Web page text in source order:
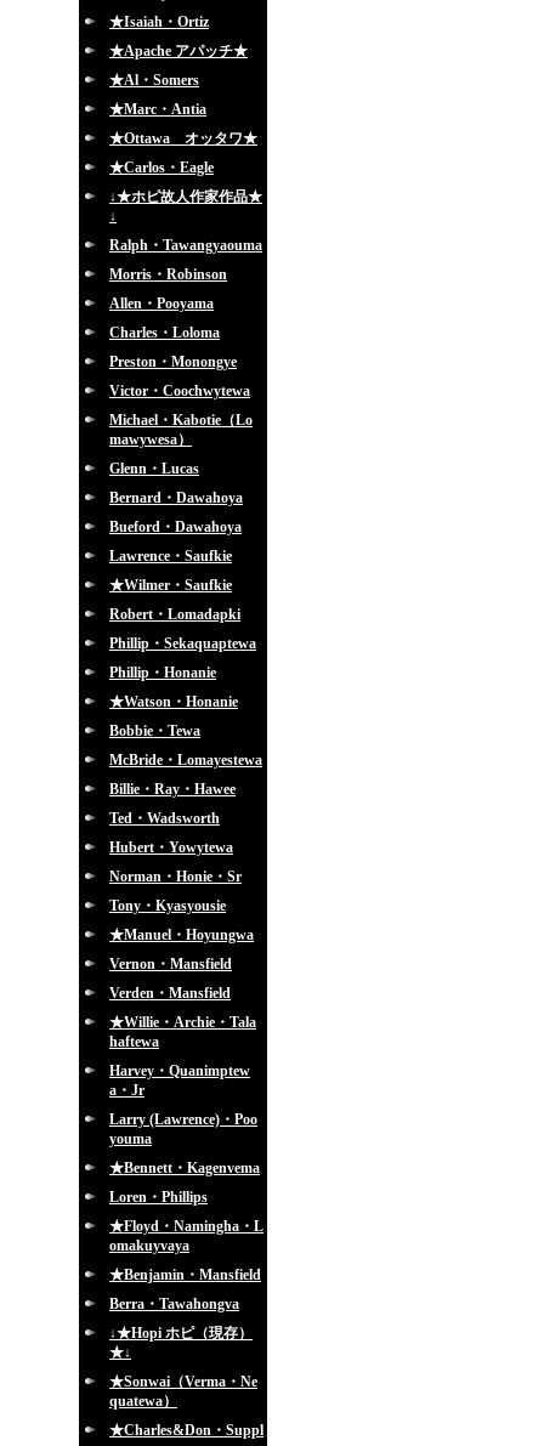
★Isaiah・Ortiz
★Apache アパッチ★
★Al・Somers
★Marc・Antia
★Ottawa オッタワ★
★Carlos・Eagle
↓★ホピ故人作家作品★
↓
Ralph・Tawangyaouma
Morris・Robinson
Allen・Pooyama
Charles・Loloma
Preston・Monongye
Victor・Coochwytewa
Michael・Kabotie（Lo
mawywesa）
Glenn・Lucas
Bernard・Dawahoya
Bueford・Dawahoya
Lawrence・Saufkie
★Wilmer・Saufkie
Robert・Lomadapki
Phillip・Sekaquaptewa
Phillip・Honanie
★Watson・Honanie
Bobbie・Tewa
McBride・Lomayestewa
Billie・Ray・Hawee
Ted・Wadsworth
Hubert・Yowytewa
Norman・Honie・Sr
Tony・Kyasyousie
★Manuel・Hoyungwa
Vernon・Mansfield
Verden・Mansfield
★Willie・Archie・Tala
haftewa
Harvey・Quanimptew
a・Jr
Larry (Lawrence)・Poo
youma
★Bennett・Kagenvema
Loren・Phillips
★Floyd・Namingha・L
omakuyvaya
★Benjamin・Mansfield
Berra・Tawahongva
↓★Hopi ホピ（現存）
★↓
★Sonwai（Verma・Ne
quatewa）
★Charles&Don・Suppl